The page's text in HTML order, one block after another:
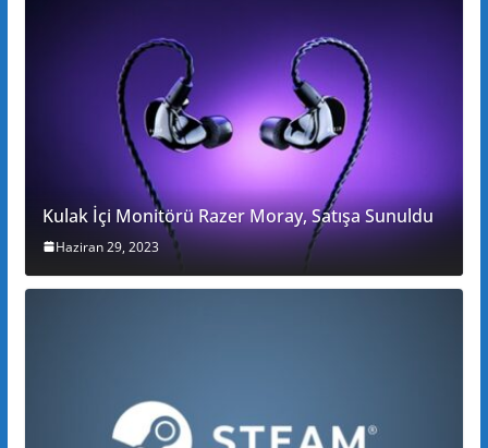
Kulak İçi Monitörü Razer Moray, Satışa Sunuldu
Haziran 29, 2023